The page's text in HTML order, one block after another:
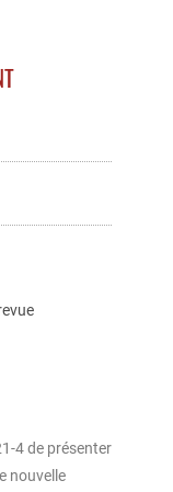
4 de présenter
nouvelle